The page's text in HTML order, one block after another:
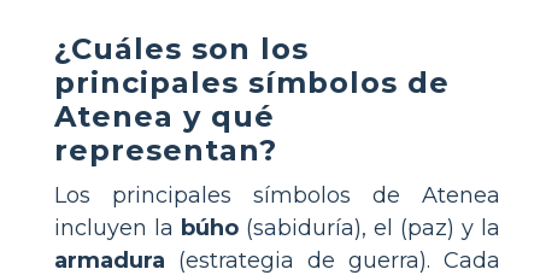
¿Cuáles son los
principales símbolos de
Atenea y qué
representan?
Los principales símbolos de Atenea
incluyen la búho (sabiduría), el (paz) y la
armadura (estrategia de guerra). Cada